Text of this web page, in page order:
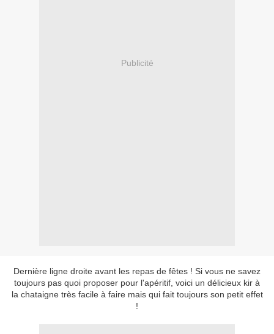
Publicité
Dernière ligne droite avant les repas de fêtes ! Si vous ne savez
toujours pas quoi proposer pour l'apéritif, voici un délicieux kir à
la chataigne très facile à faire mais qui fait toujours son petit effet
!